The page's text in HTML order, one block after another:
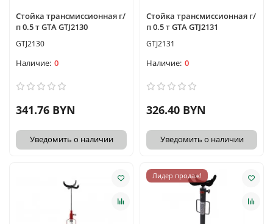
Стойка трансмиссионная г/
п 0.5 т GTA GTJ2130
GTJ2130
0
341.76 BYN
Уведомить о наличии
Стойка трансмиссионная г/
п 0.5 т GTA GTJ2131
GTJ2131
0
326.40 BYN
Уведомить о наличии
Лидер продаж!